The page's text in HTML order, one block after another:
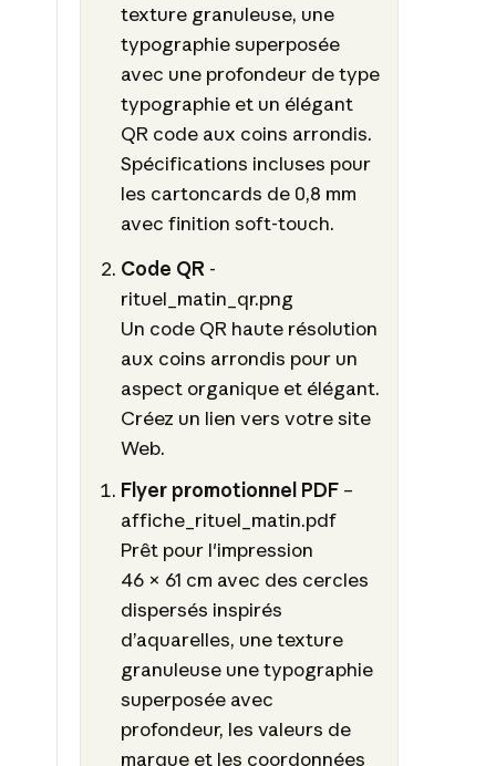
texture granuleuse, une
typographie superposée
avec une profondeur de type
typographie et un élégant
QR code aux coins arrondis.
Spécifications incluses pour
les cartoncards de 0,8 mm
avec finition soft-touch.
Code QR -
rituel_matin_qr.png
Un code QR haute résolution
aux coins arrondis pour un
aspect organique et élégant.
Créez un lien vers votre site
Web.
Flyer promotionnel PDF –
affiche_rituel_matin.pdf
Prêt pour l'impression
46 × 61 cm avec des cercles
dispersés inspirés
d’aquarelles, une texture
granuleuse une typographie
superposée avec
profondeur, les valeurs de
marque et les coordonnées